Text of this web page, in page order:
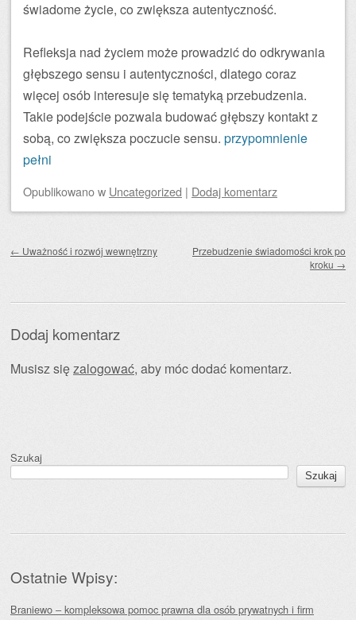
świadome życie, co zwiększa autentyczność.
Refleksja nad życiem może prowadzić do odkrywania
głębszego sensu i autentyczności, dlatego coraz
więcej osób interesuje się tematyką przebudzenia.
Takie podejście pozwala budować głębszy kontakt z
sobą, co zwiększa poczucie sensu. przypomnienie
pełni
Opublikowanow Uncategorized | Dodaj komentarz
← Uważność i rozwój wewnętrzny
Przebudzenie świadomości krok po
kroku →
Dodaj komentarz
Musisz sięzalogować, aby móc dodać komentarz.
Szukaj
Szukaj
Ostatnie Wpisy:
Braniewo – kompleksowa pomoc prawna dla osób prywatnych i firm